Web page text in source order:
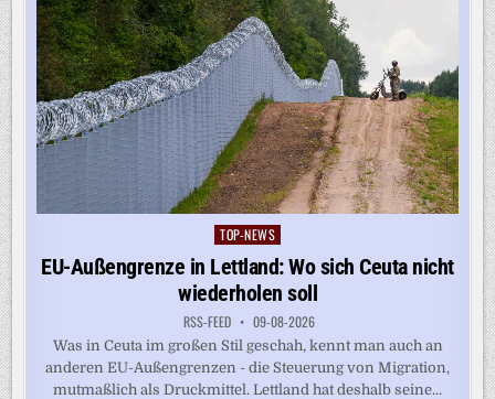
Posted
in
TOP-NEWS
EU-Außengrenze in Lettland: Wo sich Ceuta nicht
wiederholen soll
RSS-FEED 09-08-2026
Was in Ceuta im großen Stil geschah, kennt man auch an
anderen EU-Außengrenzen - die Steuerung von Migration,
mutmaßlich als Druckmittel. Lettland hat deshalb seine...